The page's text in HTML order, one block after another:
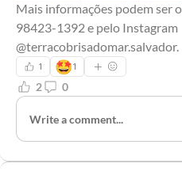
Mais informações podem ser
98423-1392 e pelo Instagram
@terracobrisadomar.salvador.
1 🤩1
2 0
Write a comment...